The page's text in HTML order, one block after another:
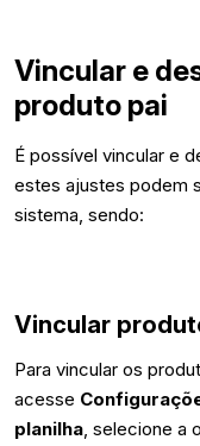
Vincular e
produto pai
É possível vincular e
estes ajustes podem
sistema, sendo:
Vincular
Para vincular os
acesse
planilha, selecione a